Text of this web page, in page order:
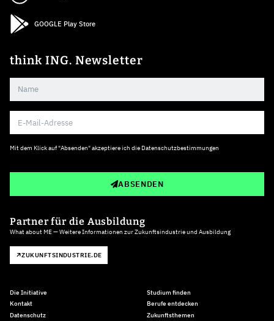
GOOGLE Play Store
think ING. Newsletter
Mit dem Klick auf "Absenden" akzeptiere ich die Datenschutzbestimmungen
ABSENDEN
Partner für die Ausbildung
What about ME — Weitere Informationen zur Zukunftsindustrie und Ausbildung
ZUKUNFTSINDUSTRIE.DE
Die Initiative
Kontakt
Datenschutz
Studium finden
Berufe entdecken
Zukunftsthemen